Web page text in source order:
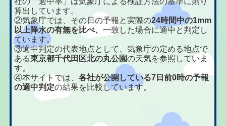
算出しています。
②気象庁では、その日の予報と実際の24時間中の1mm
以上降水の有無を比べ、一致した場合に適中と判定し
ています。
③適中判定の代表地点として、気象庁の定める地点で
ある東京都千代田区北の丸公園の天気を参照していま
す。
④本サイトでは、各社が公開している7日前0時の予報
の適中判定の結果を比較しています。